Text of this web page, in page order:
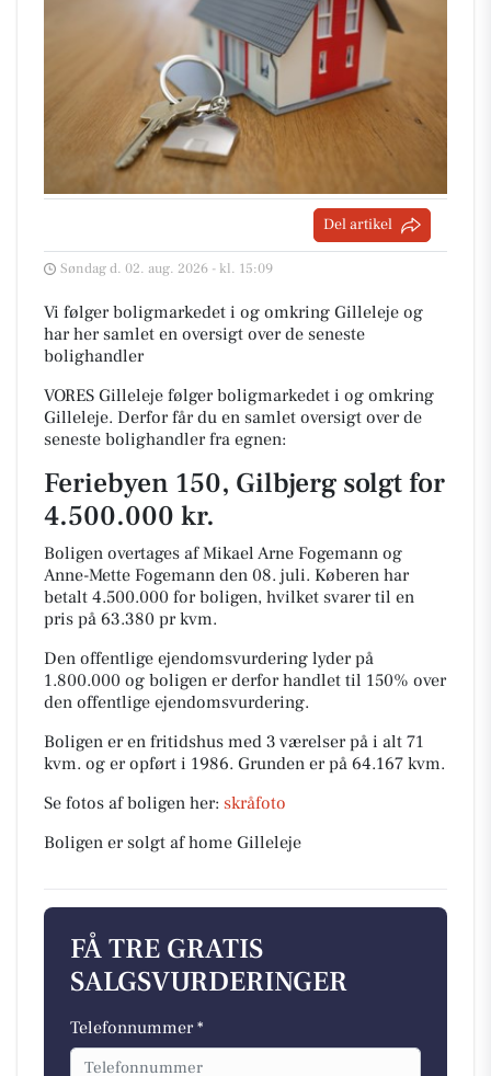
Del artikel
Søndag d. 02. aug. 2026 - kl. 15:09
Vi følger boligmarkedet i og omkring Gilleleje og
har her samlet en oversigt over de seneste
bolighandler
VORES Gilleleje følger boligmarkedet i og omkring
Gilleleje. Derfor får du en samlet oversigt over de
seneste bolighandler fra egnen:
Feriebyen 150, Gilbjerg solgt for
4.500.000 kr.
Boligen overtages af Mikael Arne Fogemann og
Anne-Mette Fogemann den 08. juli. Køberen har
betalt 4.500.000 for boligen, hvilket svarer til en
pris på 63.380 pr kvm.
Den offentlige ejendomsvurdering lyder på
1.800.000 og boligen er derfor handlet til 150% over
den offentlige ejendomsvurdering.
Boligen er en fritidshus med 3 værelser på i alt 71
kvm. og er opført i 1986. Grunden er på 64.167 kvm.
Se fotos af boligen her: skråfoto
Boligen er solgt af home Gilleleje
FÅ TRE GRATIS
SALGSVURDERINGER
Telefonnummer *